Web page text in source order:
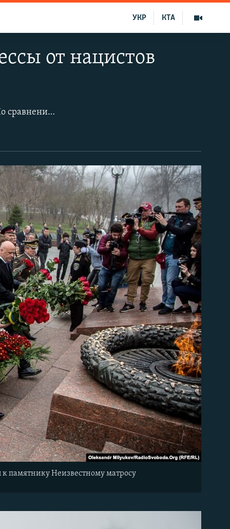
КТА
УКР
от нацистов
10 апреля Одесса отметила 74 годовщину освобождения города от нацистов. По сравнению с прошлым годом, мероприятия прошли без столкновений и драк. Порядок обеспечивали более полутора тысяч правоохранителей, в том числе несколько бойцов Национальной гвардии. Утром к памятнику Неизвестному матросу, что на Аллее славы в парке имени Тараса Шевченко, пришли представители городской и областной власти. Попасть на Аллею можно было через три фильтрационно-пропускных пункта, оборудованных рамками с металлодетектором. Ближе к вечеру, там же, возле памятника Неизвестному матросу, состоялась акция «Наши освободители». Ее возглавил представитель пророссийского общественно-политического движения «Куликово поле» Морис Ибрагим. Попытку одного из мужчин скандировать «Одесса – русский город» другие участники акции остановили.
к памятнику Неизвестному матросу